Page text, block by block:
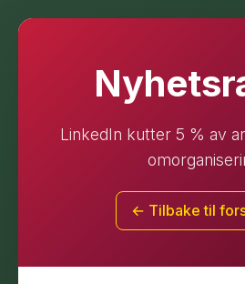
LinkedIn kutter 5 % av
← Tilbake til